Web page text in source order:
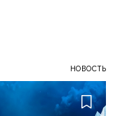
НОВОСТЬ